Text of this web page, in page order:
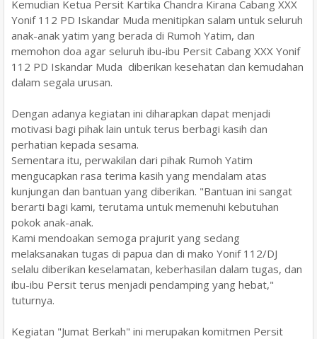
Kemudian Ketua Persit Kartika Chandra Kirana Cabang XXX
Yonif 112 PD Iskandar Muda menitipkan salam untuk seluruh
anak-anak yatim yang berada di Rumoh Yatim, dan
memohon doa agar seluruh ibu-ibu Persit Cabang XXX Yonif
112 PD Iskandar Muda diberikan kesehatan dan kemudahan
dalam segala urusan.
Dengan adanya kegiatan ini diharapkan dapat menjadi
motivasi bagi pihak lain untuk terus berbagi kasih dan
perhatian kepada sesama.
​Sementara itu, perwakilan dari pihak Rumoh Yatim
mengucapkan rasa terima kasih yang mendalam atas
kunjungan dan bantuan yang diberikan. "Bantuan ini sangat
berarti bagi kami, terutama untuk memenuhi kebutuhan
pokok anak-anak.
Kami mendoakan semoga prajurit yang sedang
melaksanakan tugas di papua dan di mako Yonif 112/DJ
selalu diberikan keselamatan, keberhasilan dalam tugas, dan
ibu-ibu Persit terus menjadi pendamping yang hebat,"
tuturnya.
​Kegiatan "Jumat Berkah" ini merupakan komitmen Persit